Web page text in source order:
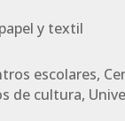
y textil
escolares,
de cultura,